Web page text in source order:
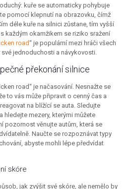
kuře se automaticky pohybuje
pomocí klepnutí na obrazovku, čímž
déle kuře na silnici zůstane, tím vyšší
každým okamžikem se riziko sražení
road“ je populární mezi hráči všech
jednoduchosti a návykovosti.
překonání silnice
road“ je načasování. Nesnažte se
to vás může připravit o cenný čas a
na blížící se auta. Sledujte
hledejte mezery, kterými můžete
pozornost věnujte autům, která se
Naučte se rozpoznávat typy
abyste mohli lépe předvídat
skóre
jak zvýšit své skóre, ale nemělo by